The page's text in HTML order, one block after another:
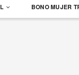
BONO MUJER